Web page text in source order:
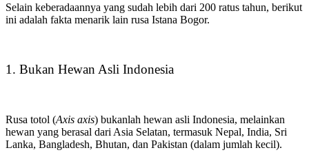
Selain keberadaannya yang sudah lebih dari 200 ratus tahun, berikut
ini adalah fakta menarik lain rusa Istana Bogor.
1. Bukan Hewan Asli Indonesia
Rusa totol (Axis axis) bukanlah hewan asli Indonesia, melainkan
hewan yang berasal dari Asia Selatan, termasuk Nepal, India, Sri
Lanka, Bangladesh, Bhutan, dan Pakistan (dalam jumlah kecil).